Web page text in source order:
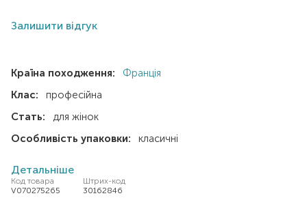
Залишити відгук
Країна походження:
Франція
Клас:
професійна
Стать:
для жінок
Особливість упаковки:
класичні
Детальніше
Код товара
V070275265
Штрих-код
30162846